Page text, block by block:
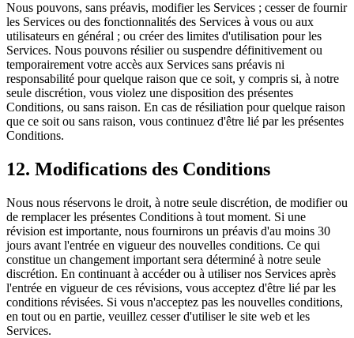
Nous pouvons, sans préavis, modifier les Services ; cesser de fournir
les Services ou des fonctionnalités des Services à vous ou aux
utilisateurs en général ; ou créer des limites d'utilisation pour les
Services. Nous pouvons résilier ou suspendre définitivement ou
temporairement votre accès aux Services sans préavis ni
responsabilité pour quelque raison que ce soit, y compris si, à notre
seule discrétion, vous violez une disposition des présentes
Conditions, ou sans raison. En cas de résiliation pour quelque raison
que ce soit ou sans raison, vous continuez d'être lié par les présentes
Conditions.
12. Modifications des Conditions
Nous nous réservons le droit, à notre seule discrétion, de modifier ou
de remplacer les présentes Conditions à tout moment. Si une
révision est importante, nous fournirons un préavis d'au moins 30
jours avant l'entrée en vigueur des nouvelles conditions. Ce qui
constitue un changement important sera déterminé à notre seule
discrétion. En continuant à accéder ou à utiliser nos Services après
l'entrée en vigueur de ces révisions, vous acceptez d'être lié par les
conditions révisées. Si vous n'acceptez pas les nouvelles conditions,
en tout ou en partie, veuillez cesser d'utiliser le site web et les
Services.